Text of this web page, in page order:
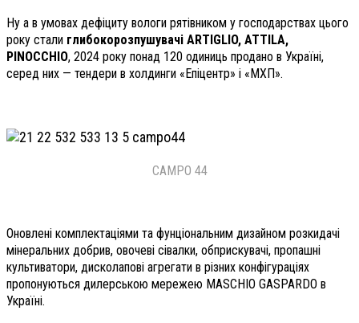
Ну а в умовах дефіциту вологи рятівником у господарствах цього
року стали глибокорозпушувачі ARTIGLIO, ATTILA,
PINOCCHIO, 2024 року понад 120 одиниць продано в Україні,
серед них — тендери в холдинги «Епіцентр» і «МХП».
CAMPO 44
Оновлені комплектаціями та фунціональним дизайном розкидачі
мінеральних добрив, овочеві сівалки, обприскувачі, пропашні
культиватори, дисколапові агрегати в різних конфігураціях
пропонуються дилерською мережею MASCHIO GASPARDO в
Україні.